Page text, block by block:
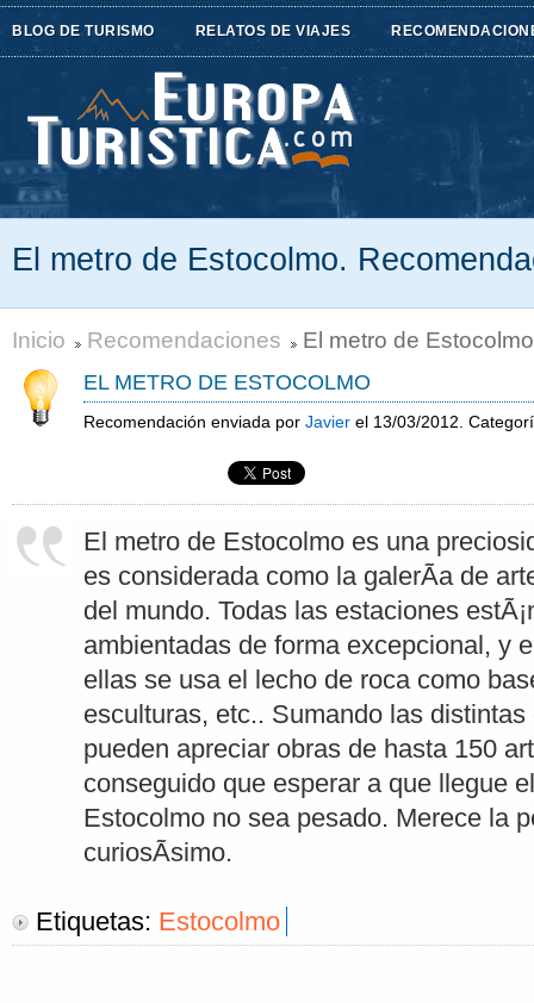
BLOG DE TURISMO RELATOS DE VIAJES
El metro de Estocolmo.
Inicio Recomendaciones El metro de Estocolmo
EL METRO DE ESTOCOLMO
Recomendación enviada por Javier el 13/03/2012.
El metro de Estocolmo es una
es considerada como la galerÃ­a de
del mundo. Todas las estaciones
ambientadas de forma excepcional, y
ellas se usa el lecho de roca como
esculturas, etc.. Sumando las
pueden apreciar obras de hasta 150
conseguido que esperar a que llegue
Estocolmo no sea pesado. Merece la
curiosÃ­simo.
Etiquetas: Estocolmo